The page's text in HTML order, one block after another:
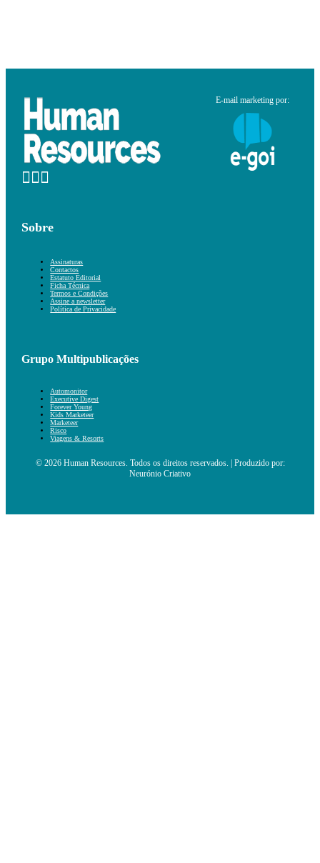
E-mail marketing por:
Sobre
Assinaturas
Contactos
Estatuto Editorial
Ficha Técnica
Termos e Condições
Assine a newsletter
Política de Privacidade
Grupo Multipublicações
Automonitor
Executive Digest
Forever Young
Kids Marketeer
Marketeer
Risco
Viagens & Resorts
© 2026 Human Resources. Todos os direitos reservados. | Produzido por:
Neurónio Criativo